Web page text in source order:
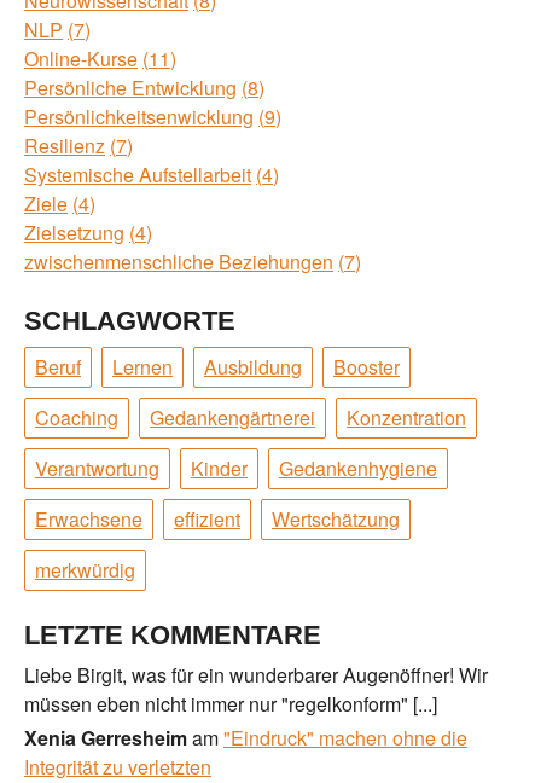
NLP 7
Online-Kurse 11
Persönliche Entwicklung 8
Persönlichkeitsenwicklung 9
Resilienz 7
Systemische Aufstellarbeit 4
Ziele 4
Zielsetzung 4
zwischenmenschliche Beziehungen 7
SCHLAGWORTE
Beruf Lernen Ausbildung
Booster
Coaching
Gedankengärtnerei
Konzentration
Verantwortung
Kinder
Gedankenhygiene
Erwachsene
effizient
Wertschätzung
merkwürdig
LETZTE KOMMENTARE
Liebe Birgit, was für ein wunderbarer Augenöffner! Wir
müssen eben nicht immer nur "regelkonform" [...]
Xenia Gerresheimam"Eindruck" machen ohne die
Integrität zu verletzten